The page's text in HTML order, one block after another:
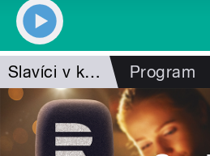
Slavíci v krabici Program